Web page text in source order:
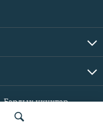
Бардык укуктар